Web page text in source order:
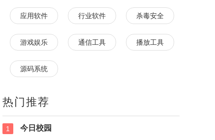
应用软件 行业软件 杀毒安全
游戏娱乐 通信工具 播放工具
源码系统
热门推荐
1 今日校园